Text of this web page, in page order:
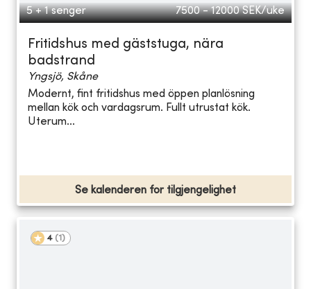
5 + 1 senger 7500 - 12000 SEK/uke
Fritidshus med gäststuga, nära
badstrand
Yngsjö, Skåne
Modernt, fint fritidshus med öppen planlösning
mellan kök och vardagsrum. Fullt utrustat kök.
Uterum...
Se kalenderen for tilgjengelighet
4 (1 )